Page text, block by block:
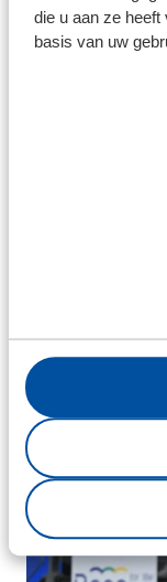
die u aan ze
basis van uw